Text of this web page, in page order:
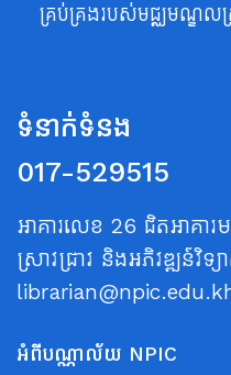
គ្រប់គ្រងរបស់មជ្ឈមណ្ឌលស្រ
ទំនាក់ទំនង
017-529515
អាគារលេខ 26 ជិតអាគា
ស្រាវជ្រាវ និងអភិវឌ្ឍន៍វិទ្យ
អំពីបណ្ណាល័យ NPIC